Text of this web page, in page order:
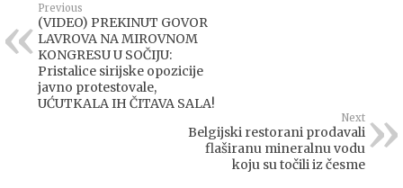
Previous
(VIDEO) PREKINUT GOVOR
LAVROVA NA MIROVNOM
KONGRESU U SOČIJU:
Pristalice sirijske opozicije
javno protestovale,
UĆUTKALA IH ČITAVA SALA!
Next
Belgijski restorani prodavali
flaširanu mineralnu vodu
koju su točili iz česme